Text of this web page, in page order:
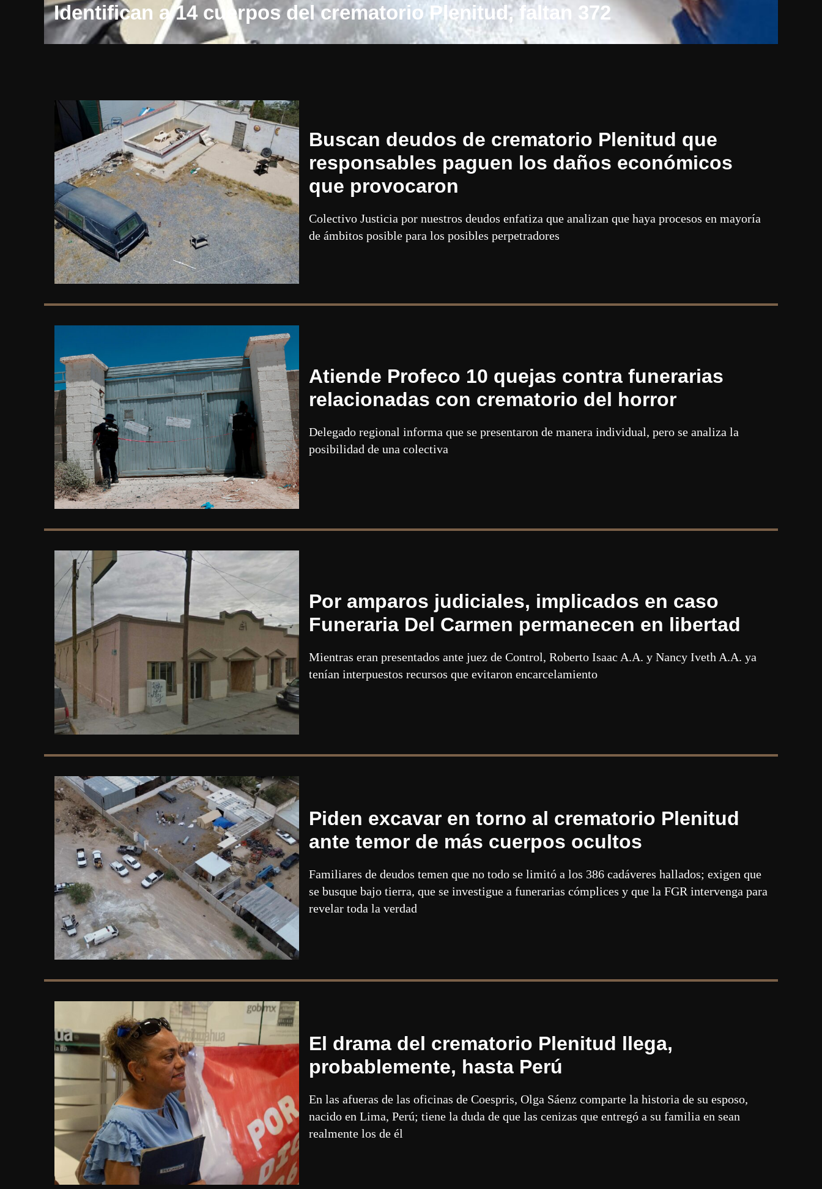
Identifican a 14 cuerpos del crematorio Plenitud, faltan 372
Buscan deudos de crematorio Plenitud que
responsables paguen los daños económicos
que provocaron
Colectivo Justicia por nuestros deudos enfatiza que analizan que haya procesos en mayoría
de ámbitos posible para los posibles perpetradores
Atiende Profeco 10 quejas contra funerarias
relacionadas con crematorio del horror
Delegado regional informa que se presentaron de manera individual, pero se analiza la
posibilidad de una colectiva
Por amparos judiciales, implicados en caso
Funeraria Del Carmen permanecen en libertad
Mientras eran presentados ante juez de Control, Roberto Isaac A.A. y Nancy Iveth A.A. ya
tenían interpuestos recursos que evitaron encarcelamiento
Piden excavar en torno al crematorio Plenitud
ante temor de más cuerpos ocultos
Familiares de deudos temen que no todo se limitó a los 386 cadáveres hallados; exigen que
se busque bajo tierra, que se investigue a funerarias cómplices y que la FGR intervenga para
revelar toda la verdad
El drama del crematorio Plenitud llega,
probablemente, hasta Perú
En las afueras de las oficinas de Coespris, Olga Sáenz comparte la historia de su esposo,
nacido en Lima, Perú; tiene la duda de que las cenizas que entregó a su familia en sean
realmente los de él